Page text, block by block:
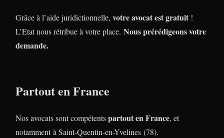
Grâce à l’aide juridictionnelle, votre avocat est gratuit !
L’Etat nous rétribue à votre place. Nous prérédigeons votre
demande.
Partout en France
Nos avocats sont compétentspartout en France, et
notamment à Saint-Quentin-en-Yvelines (78).